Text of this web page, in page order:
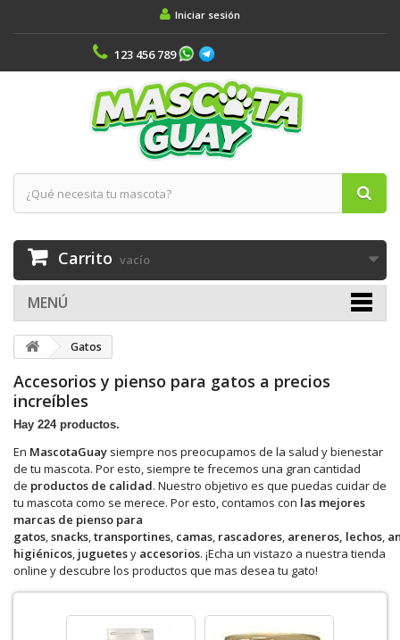
Iniciar sesión
123 456 789
Carrito vacío
MENÚ
Gatos
Accesorios y pienso para gatos a precios
increíbles
Hay 224 productos.
En MascotaGuay siempre nos preocupamos de la salud y bienestar
de tu mascota. Por esto, siempre te frecemos una gran cantidad
de productos de calidad. Nuestro objetivo es que puedas cuidar de
tu mascota como se merece. Por esto, contamos con las mejores
marcas de pienso para
gatos,snacks,transportines, camas, rascadores, areneros, lechos,
higiénicos, juguetesy accesorios. ¡Echa un vistazo a nuestra tienda
online y descubre los productos que mas desea tu gato!